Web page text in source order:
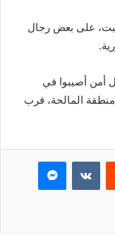
على بعض رجال
الأردنية قد أعلنت أن 4 رجال أمن أصيبوا في
المالحة، قرب
ماسنجر